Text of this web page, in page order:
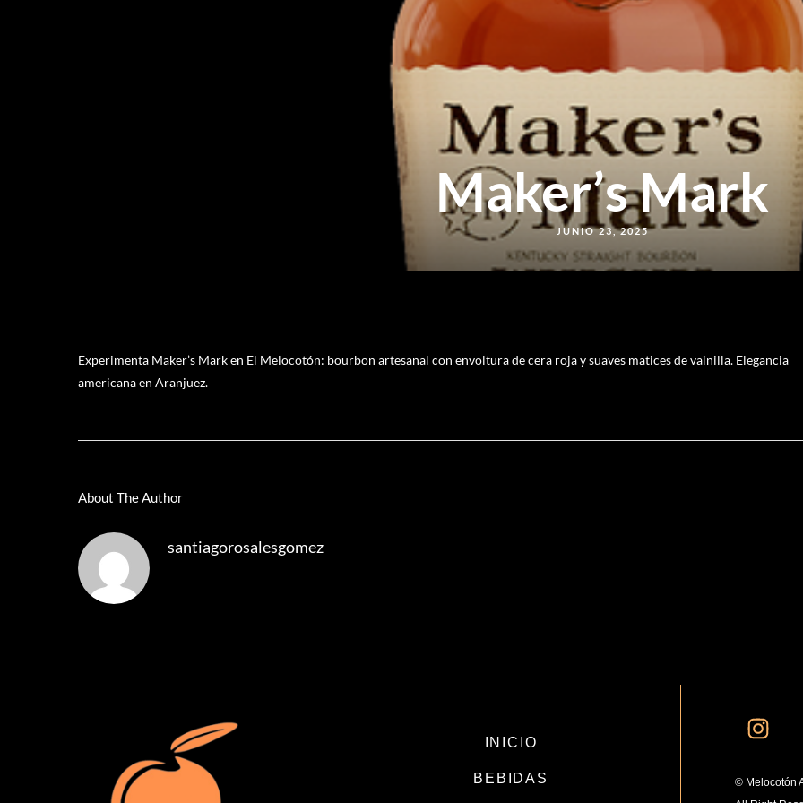
Maker’s Mark
JUNIO 23, 2025
Experimenta Maker’s Mark en El Melocotón: bourbon artesanal con envoltura de cera roja y suaves matices de vainilla. Elegancia
americana en Aranjuez.
About The Author
santiagorosalesgomez
INICIO
BEBIDAS
© Melocotón